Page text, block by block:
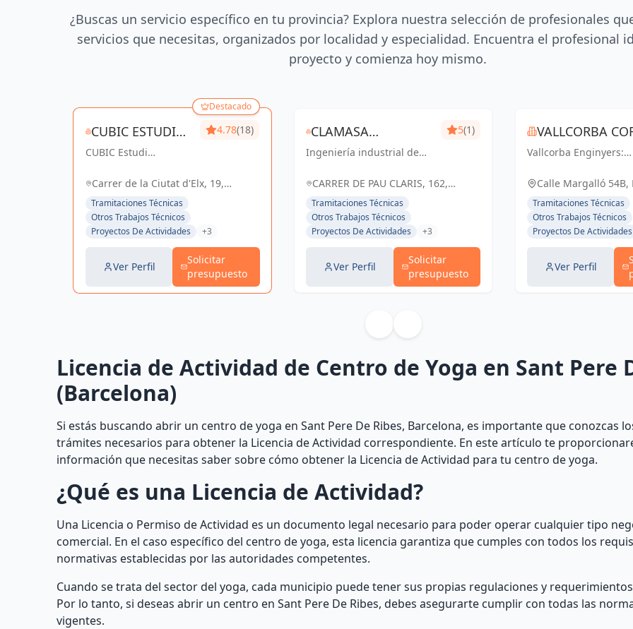
¿Buscas un servicio específico en tu provincia? Explora nuestra selección de profesionales
servicios que necesitas, organizados por localidad y especialidad. Encuentra el profesional
proyecto y comienza hoy mismo.
Destacado
CUBIC ESTUDI
D'ENGINYERIA
S.L.
CUBIC Estudi
14 años brindando
Arquitectura e
Ingeniería con una
trayectoria sólida y
4.78(18)
Carrer de la Ciutat d'Elx, 19,
Barcelona, España, España
Tramitaciones Técnicas
Otros Trabajos Técnicos
Proyectos De Actividades
+3
Ver Perfil
Solicitar
presupuesto
CLAMASA
INGENIERÍA
INDUSTRIAL Y
SERVICIOS, S.L.
Ingeniería industrial de
Soluciones eficientes para
5(1)
CARRER DE PAU CLARIS, 162,
BARCELONA, ESPAÑA, España
Tramitaciones Técnicas
Otros Trabajos Técnicos
Proyectos De Actividades
+3
Ver Perfil
Solicitar
presupuesto
VALLCORBA
S.L.
Vallcorba Enginyers:
cada proyecto,
espacios inspiradores
el futuro.
Calle Margalló 54B,
Tramitaciones Técnicas
Otros Trabajos Técnicos
Proyectos De Actividades
Ver Perfil
Licencia de Actividad de Centro de Yoga en Sant Pere
(Barcelona)
Si estás buscando abrir un centro de yoga en Sant Pere De Ribes, Barcelona, es importante que conozcas
trámites necesarios para obtener la Licencia de Actividad correspondiente. En este artículo te
información que necesitas saber sobre cómo obtener la Licencia de Actividad para tu centro de yoga.
¿Qué es una Licencia de Actividad?
Una Licencia o Permiso de Actividad es un documento legal necesario para poder operar cualquier tipo
comercial. En el caso específico del centro de yoga, esta licencia garantiza que cumples con todos los
normativas establecidas por las autoridades competentes.
Cuando se trata del sector del yoga, cada municipio puede tener sus propias regulaciones y
Por lo tanto, si deseas abrir un centro en Sant Pere De Ribes, debes asegurarte cumplir con todas las
vigentes.